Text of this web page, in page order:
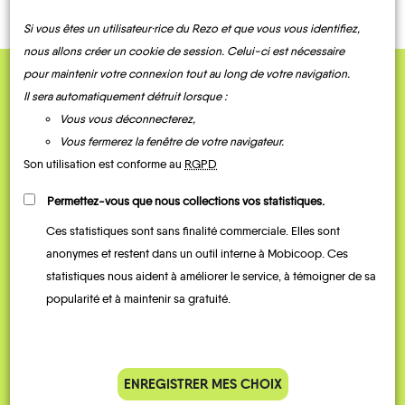
QUELQUES
Témoignages
parking de la gare est toujours
complet alors j’ai testé Rezo
Si vous êtes un utilisateur·rice du Rezo et que vous vous identifiez,
nous allons créer un cookie de session. Celui-ci est nécessaire
pour maintenir votre connexion tout au long de votre navigation.
Il sera automatiquement détruit lorsque :
Vous vous déconnecterez,
Vous fermerez la fenêtre de votre navigateur.
Son utilisation est conforme au RGPD
Permettez-vous que nous collections vos statistiques.
Ces statistiques sont sans finalité commerciale. Elles sont
anonymes et restent dans un outil interne à Mobicoop. Ces
statistiques nous aident à améliorer le service, à témoigner de sa
popularité et à maintenir sa gratuité.
ENREGISTRER MES CHOIX